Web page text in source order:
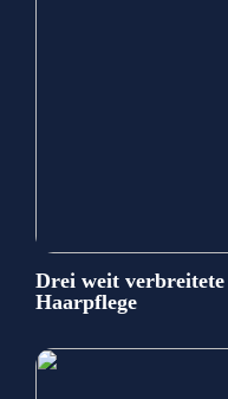
Drei weit
Haarpflege